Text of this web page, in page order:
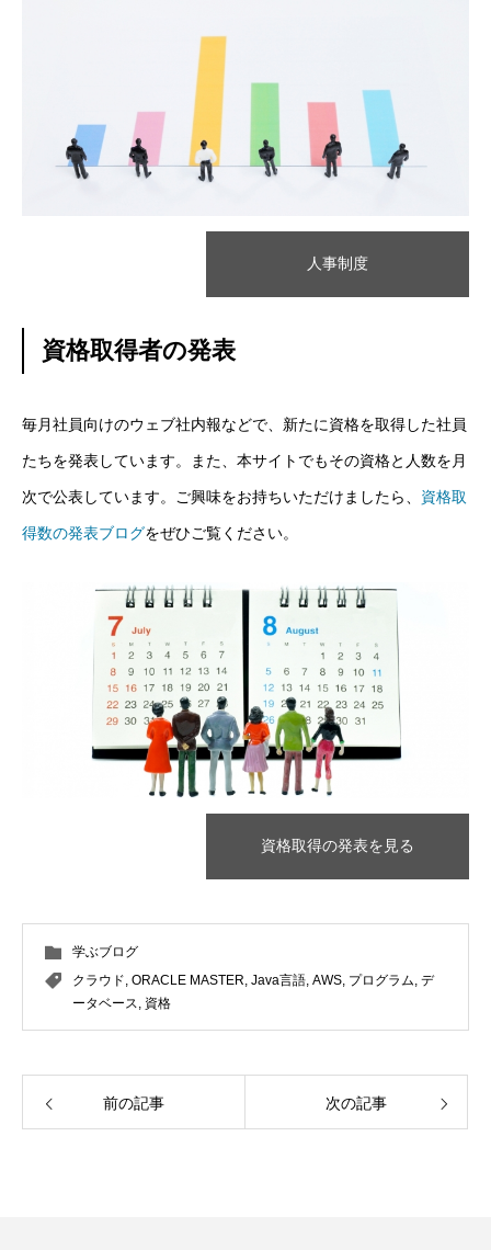
人事制度
資格取得者の発表
毎月社員向けのウェブ社内報などで、新たに資格を取得した社員
たちを発表しています。また、本サイトでもその資格と人数を月
次で公表しています。ご興味をお持ちいただけましたら、 資格取
得数の発表ブログをぜひご覧ください。
資格取得の発表を見る
学ぶブログ
クラウド, ORACLE MASTER, Java言語, AWS, プログラム, デ
ータベース, 資格
前の記事 次の記事